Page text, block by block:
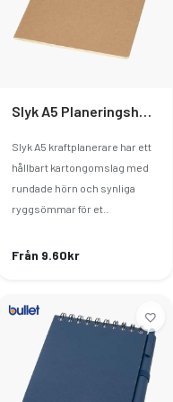
Slyk A5 kraftplanerare har ett
hållbart kartongomslag med
rundade hörn och synliga
ryggsömmar för et..
Från 9.60kr